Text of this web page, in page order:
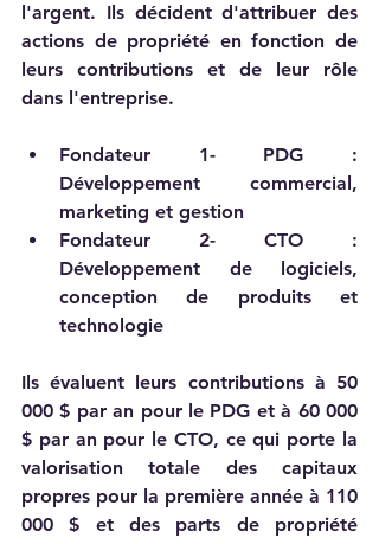
l'argent. Ils décident d'attribuer des
actions de propriété en fonction de
leurs contributions et de leur rôle
dans l'entreprise.
Fondateur 1- PDG :
Développement commercial,
marketing et gestion
Fondateur 2- CTO :
Développement de logiciels,
conception de produits et
technologie
Ils évaluent leurs contributions à 50
000 $ par an pour le PDG et à 60 000
$ par an pour le CTO, ce qui porte la
valorisation totale des capitaux
propres pour la première année à 110
000 $ et des parts de propriété